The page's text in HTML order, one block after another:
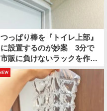
つっぱり棒を『トイレ上部』
に設置するのが妙案 3分で
市販に負けないラックを作る
方法
new